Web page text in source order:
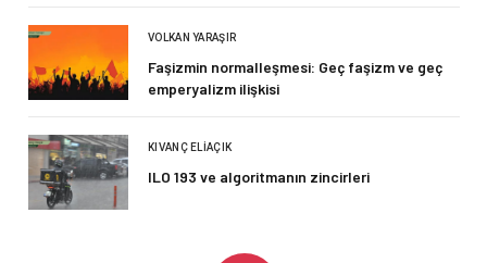
VOLKAN YARAŞIR
Faşizmin normalleşmesi: Geç faşizm ve geç
emperyalizm ilişkisi
KIVANÇ ELIAÇIK
ILO 193 ve algoritmanın zincirleri